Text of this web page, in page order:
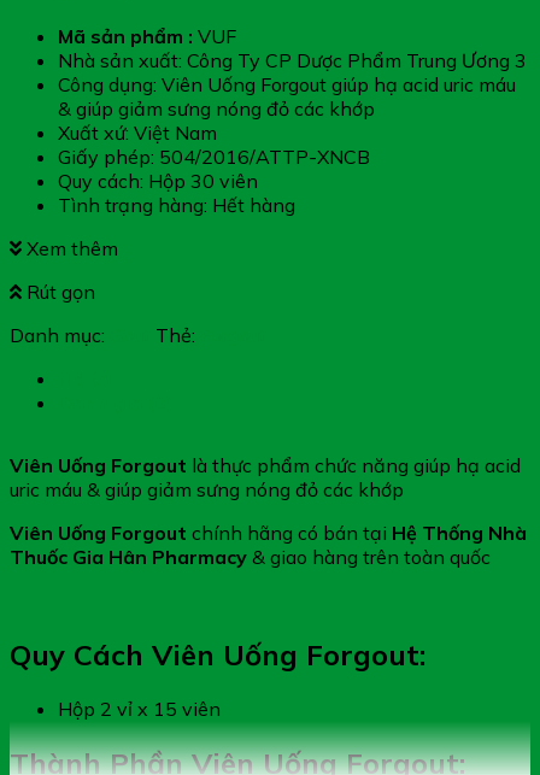
Mã sản phẩm : VUF
Nhà sản xuất: Công Ty CP Dược Phẩm Trung Ương 3
Công dụng: Viên Uống Forgout giúp hạ acid uric máu
& giúp giảm sưng nóng đỏ các khớp
Xuất xứ: Việt Nam
Giấy phép: 504/2016/ATTP-XNCB
Quy cách: Hộp 30 viên
Tình trạng hàng: Hết hàng
Xem thêm
Rút gọn
Danh mục:
Thẻ:
Viên Uống Forgout là thực phẩm chức năng giúp hạ acid
uric máu & giúp giảm sưng nóng đỏ các khớp
Viên Uống Forgout chính hãng có bán tại Hệ Thống Nhà
Thuốc Gia Hân Pharmacy & giao hàng trên toàn quốc
Quy Cách Viên Uống Forgout:
Hộp 2 vỉ x 15 viên
Thành Phần Viên Uống Forgout: